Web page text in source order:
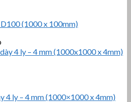
(1000 x 100mm)
4 ly – 4 mm (1000×1000 x 4mm)